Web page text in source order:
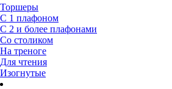
Торшеры
С 1 плафоном
С 2 и более плафонами
Со столиком
На треноге
Для чтения
Изогнутые